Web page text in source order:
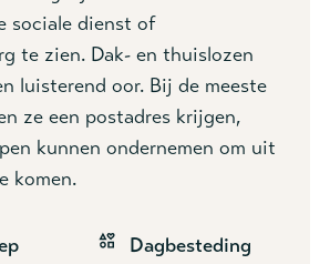
sociale dienst of
te zien. Dak- en thuislozen
luisterend oor. Bij de meeste
ze een postadres krijgen,
kunnen ondernemen om uit
komen.
Dagbesteding